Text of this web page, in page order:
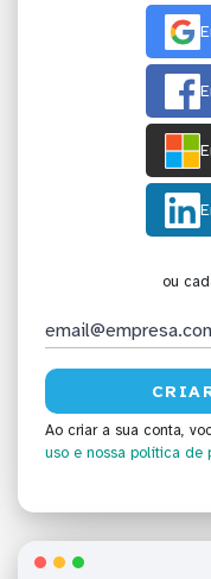
ou
Ao criar a sua conta,
uso e nossa política de